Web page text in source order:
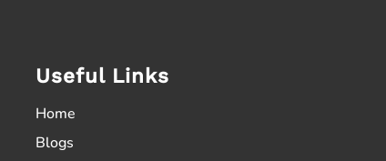
Useful Links
Home
Blogs